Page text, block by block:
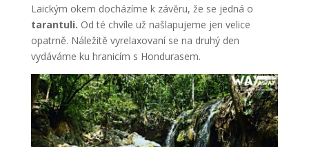
Laickým okem docházíme k závěru, že se jedná o
tarantuli. Od té chvíle už našlapujeme jen velice
opatrně. Náležitě vyrelaxovaní se na druhý den
vydáváme ku hranicím s Hondurasem.